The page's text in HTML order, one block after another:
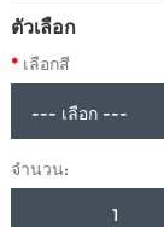
ตัวเลือก
เลือกสี
จำนวน: